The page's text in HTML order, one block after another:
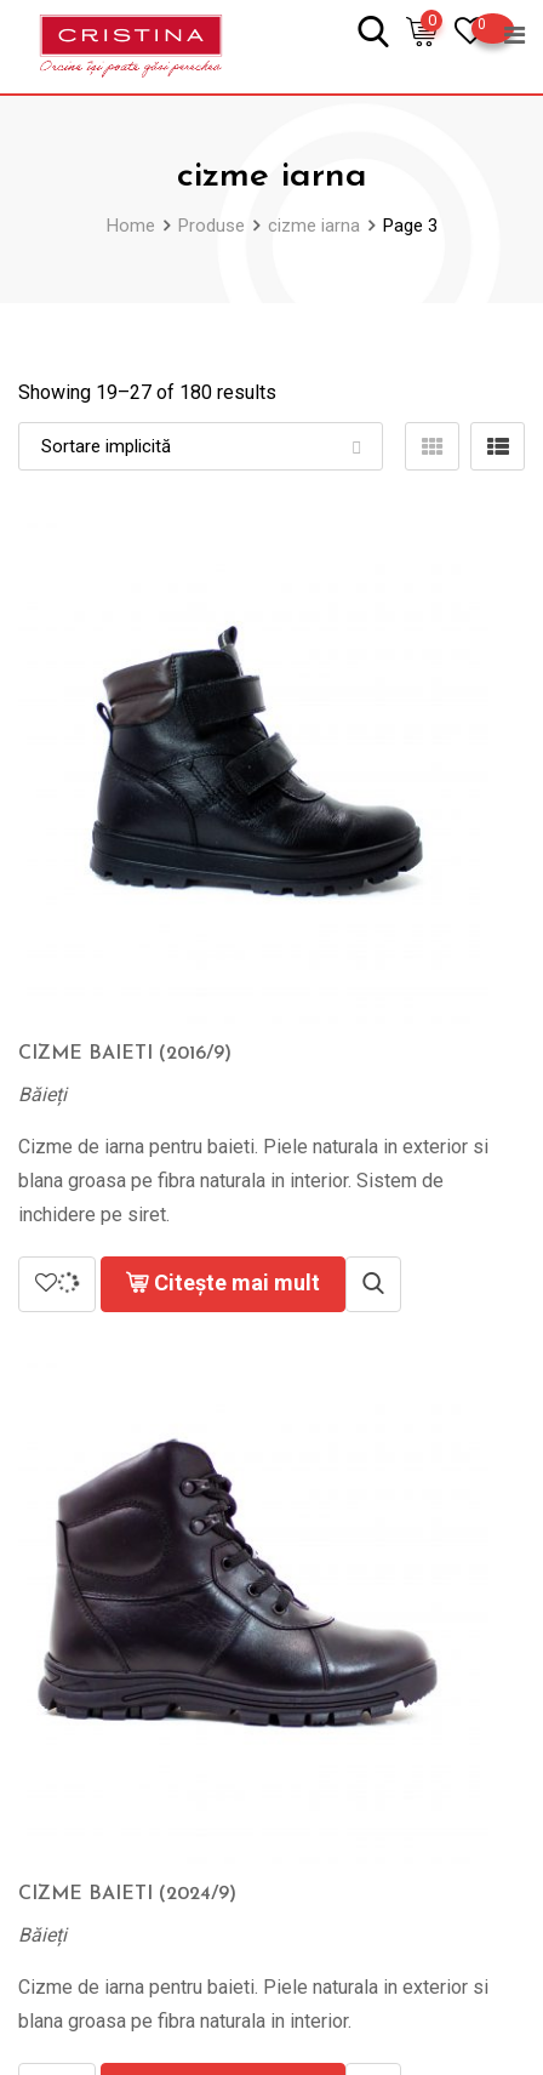
0
0
cizme iarna
Home Produse cizme iarna Page 3
Showing 19–27 of 180 results
CIZME BAIETI (2016/9)
Băieți
Cizme de iarna pentru baieti. Piele naturala in exterior si
blana groasa pe fibra naturala in interior. Sistem de
inchidere pe siret.
Citește mai mult
CIZME BAIETI (2024/9)
Băieți
Cizme de iarna pentru baieti. Piele naturala in exterior si
blana groasa pe fibra naturala in interior.